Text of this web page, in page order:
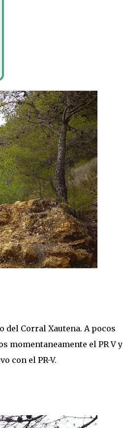
del Corral Xautena. A pocos
momentaneamente el PR V y
con el PR-V.